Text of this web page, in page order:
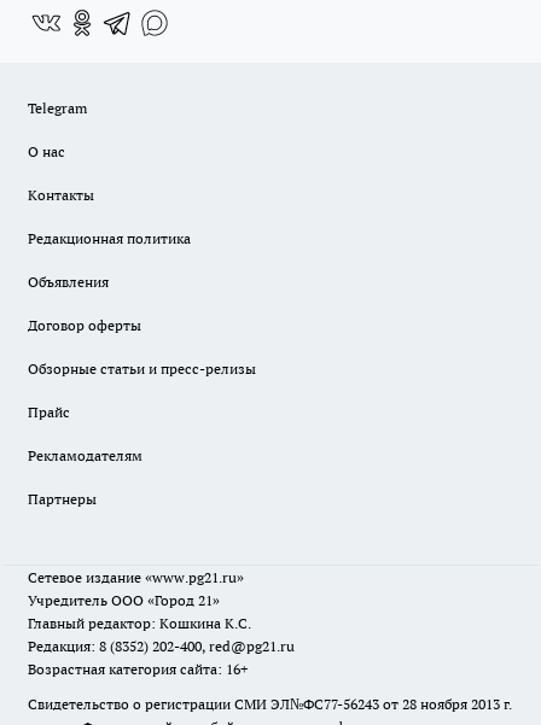
Telegram
О нас
Контакты
Редакционная политика
Объявления
Договор оферты
Обзорные статьи и пресс-релизы
Прайс
Рекламодателям
Партнеры
Сетевое издание «www.pg21.ru»
Учредитель ООО «Город 21»
Главный редактор: Кошкина К.С.
Редакция: 8 (8352) 202-400, red@pg21.ru
Возрастная категория сайта: 16+
Свидетельство о регистрации СМИ ЭЛ№ФС77-56243 от 28 ноября 2013 г.